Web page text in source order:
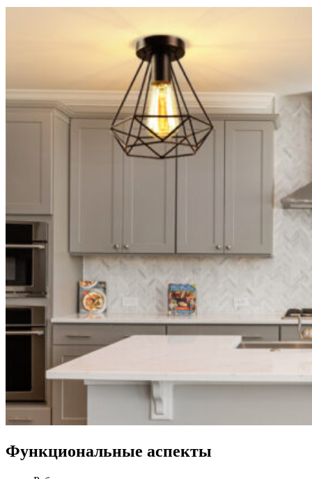
Функциональные аспекты